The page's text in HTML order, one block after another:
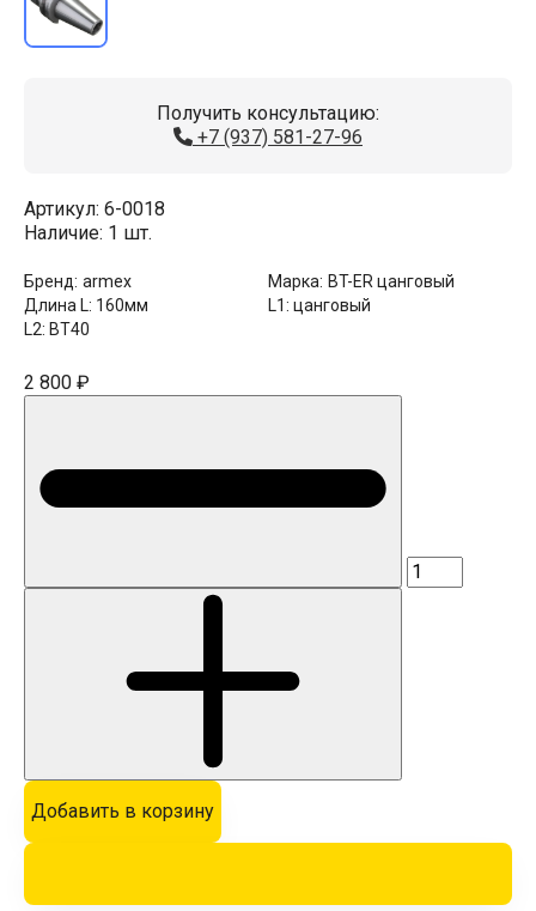
Получить консультацию:
+7 (937) 581-27-96
Артикул: 6-0018
Наличие: 1 шт.
Бренд: armex Марка: BT-ER цанговый
Длина L: 160мм L1: цанговый
L2: BT40
2 800 ₽
Добавить в корзину